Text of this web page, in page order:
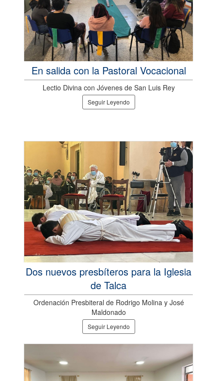
En salida con la Pastoral Vocacional
Lectio Divina con Jóvenes de San Luis Rey
Seguir Leyendo
Dos nuevos presbíteros para la Iglesia
de Talca
Ordenación Presbiteral de Rodrigo Molina y José
Maldonado
Seguir Leyendo